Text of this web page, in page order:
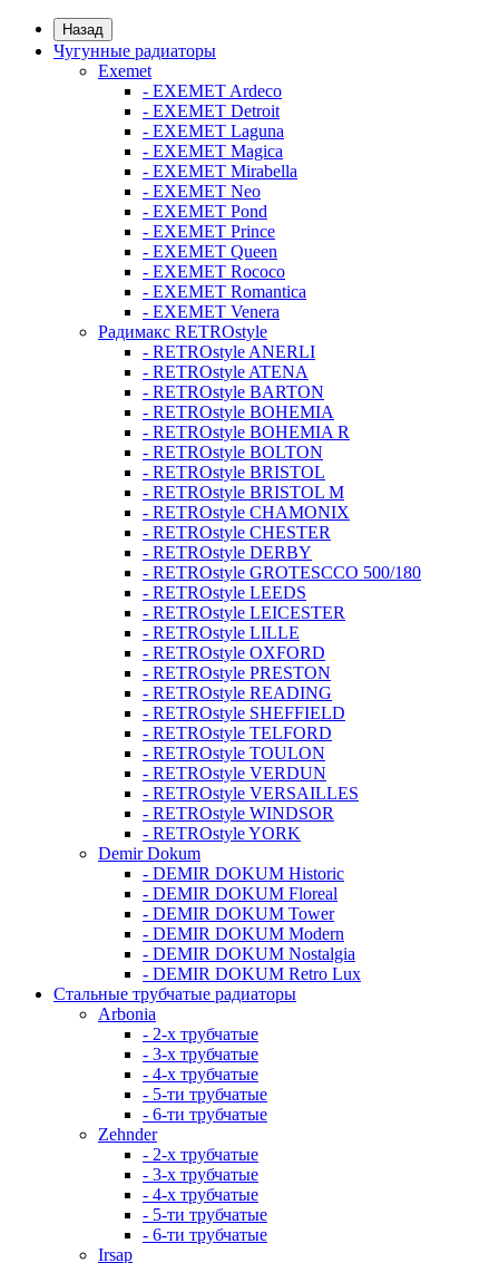
Назад
Чугунные радиаторы
Exemet
- EXEMET Ardeco
- EXEMET Detroit
- EXEMET Laguna
- EXEMET Magica
- EXEMET Mirabella
- EXEMET Neo
- EXEMET Pond
- EXEMET Prince
- EXEMET Queen
- EXEMET Rococo
- EXEMET Romantica
- EXEMET Venera
Радимакс RETROstyle
- RETROstyle ANERLI
- RETROstyle ATENA
- RETROstyle BARTON
- RETROstyle BOHEMIA
- RETROstyle BOHEMIA R
- RETROstyle BOLTON
- RETROstyle BRISTOL
- RETROstyle BRISTOL M
- RETROstyle CHAMONIX
- RETROstyle CHESTER
- RETROstyle DERBY
- RETROstyle GROTESCCO 500/180
- RETROstyle LEEDS
- RETROstyle LEICESTER
- RETROstyle LILLE
- RETROstyle OXFORD
- RETROstyle PRESTON
- RETROstyle READING
- RETROstyle SHEFFIELD
- RETROstyle TELFORD
- RETROstyle TOULON
- RETROstyle VERDUN
- RETROstyle VERSAILLES
- RETROstyle WINDSOR
- RETROstyle YORK
Demir Dokum
- DEMIR DOKUM Historic
- DEMIR DOKUM Floreal
- DEMIR DOKUM Tower
- DEMIR DOKUM Modern
- DEMIR DOKUM Nostalgia
- DEMIR DOKUM Retro Lux
Стальные трубчатые радиаторы
Arbonia
- 2-х трубчатые
- 3-х трубчатые
- 4-х трубчатые
- 5-ти трубчатые
- 6-ти трубчатые
Zehnder
- 2-х трубчатые
- 3-х трубчатые
- 4-х трубчатые
- 5-ти трубчатые
- 6-ти трубчатые
Irsap